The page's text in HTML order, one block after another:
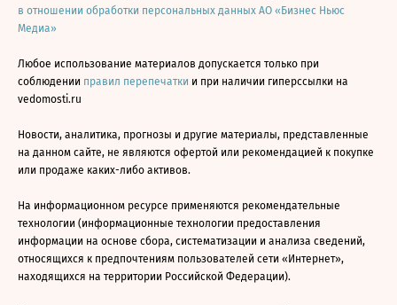
в отношении обработки персональных данных АО «Бизнес Ньюс
Медиа»
Любое использование материалов допускается только при
соблюдении правил перепечатки и при наличии гиперссылки на
vedomosti.ru
Новости, аналитика, прогнозы и другие материалы, представленные
на данном сайте, не являются офертой или рекомендацией к покупке
или продаже каких-либо активов.
На информационном ресурсе применяются рекомендательные
технологии (информационные технологии предоставления
информации на основе сбора, систематизации и анализа сведений,
относящихся к предпочтениям пользователей сети «Интернет»,
находящихся на территории Российской Федерации).